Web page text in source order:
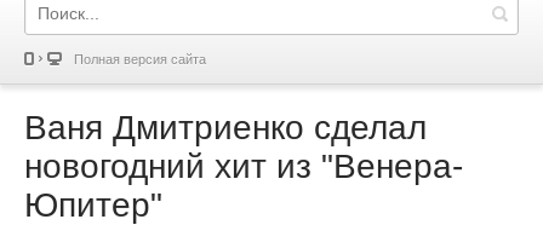
Полная версия сайта
Ваня Дмитриенко сделал
новогодний хит из "Венера-
Юпитер"